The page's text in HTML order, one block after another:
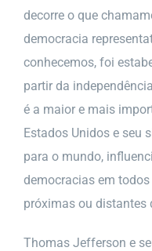
decorre o que
democracia
conhecemos, foi
partir da
é a maior e mais
Estados Unidos e seu
para o mundo,
democracias em
próximas ou distantes
Thomas Jefferson e